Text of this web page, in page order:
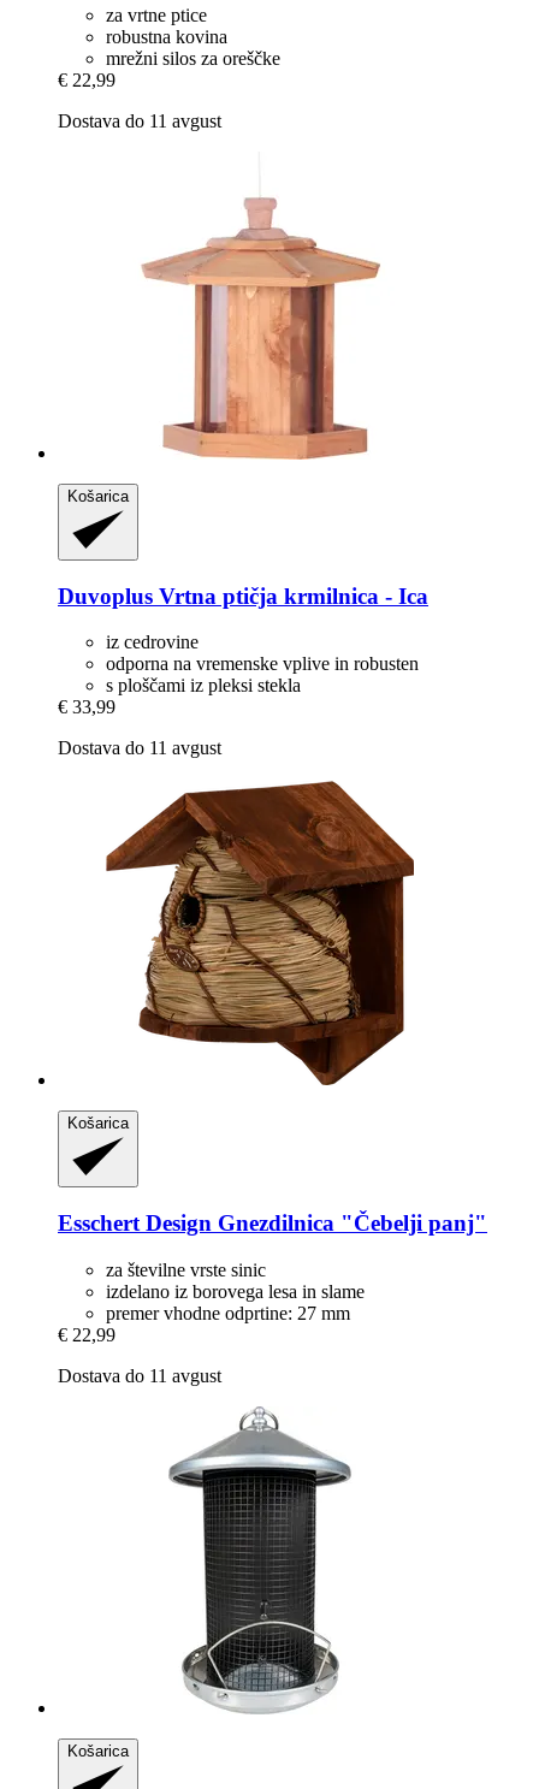
za vrtne ptice
robustna kovina
mrežni silos za oreščke
€ 22,99
Dostava do 11 avgust
Košarica
Duvoplus Vrtna ptičja krmilnica -​ Ica
iz cedrovine
odporna na vremenske vplive in robusten
s ploščami iz pleksi stekla
€ 33,99
Dostava do 11 avgust
Košarica
Esschert Design Gnezdilnica "Čebelji panj"
za številne vrste sinic
izdelano iz borovega lesa in slame
premer vhodne odprtine: 27 mm
€ 22,99
Dostava do 11 avgust
Košarica